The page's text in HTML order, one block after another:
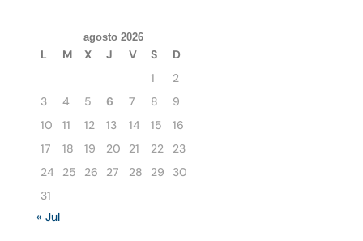
agosto 2026
L M X J V S
D
1
2
3
4 5 6 7 8
9
10
11 12 13 14 15
16
17
18 19 20 21 22
23
24
25 26 27 28 29
30
31
« Jul